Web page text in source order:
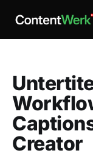
Creator